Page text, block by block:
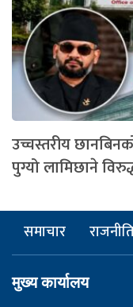
उच्चस्तरीय
पुग्यो लामिछाने
समाचार राजनीति
मुख्य कार्यालय